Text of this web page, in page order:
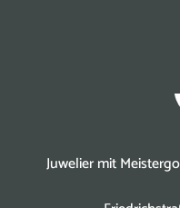
Juwelier mit